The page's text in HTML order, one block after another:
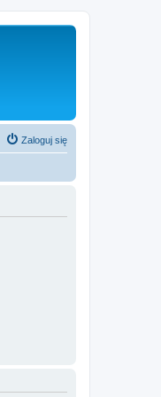
Zaloguj się